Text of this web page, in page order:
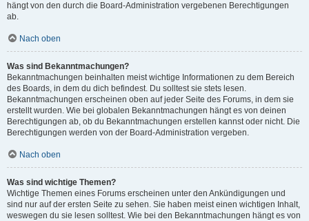
hängt von den durch die Board-Administration vergebenen Berechtigungen
ab.
Nach oben
Was sind Bekanntmachungen?
Bekanntmachungen beinhalten meist wichtige Informationen zu dem Bereich
des Boards, in dem du dich befindest. Du solltest sie stets lesen.
Bekanntmachungen erscheinen oben auf jeder Seite des Forums, in dem sie
erstellt wurden. Wie bei globalen Bekanntmachungen hängt es von deinen
Berechtigungen ab, ob du Bekanntmachungen erstellen kannst oder nicht. Die
Berechtigungen werden von der Board-Administration vergeben.
Nach oben
Was sind wichtige Themen?
Wichtige Themen eines Forums erscheinen unter den Ankündigungen und
sind nur auf der ersten Seite zu sehen. Sie haben meist einen wichtigen Inhalt,
weswegen du sie lesen solltest. Wie bei den Bekanntmachungen hängt es von